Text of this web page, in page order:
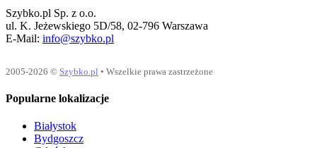
Szybko.pl Sp. z o.o.
ul. K. Jeżewskiego 5D/58, 02-796 Warszawa
E-Mail: info@szybko.pl
2005-2026 © Szybko.pl • Wszelkie prawa zastrzeżone
Popularne lokalizacje
Białystok
Bydgoszcz